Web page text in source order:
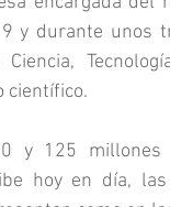
y durante unos
científico.
y 125
hoy en día,